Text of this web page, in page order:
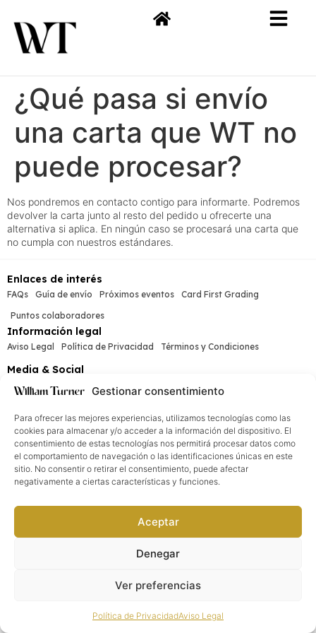
Gestionar consentimiento
Para ofrecer las mejores experiencias, utilizamos tecnologías como las
cookies para almacenar y/o acceder a la información del dispositivo. El
consentimiento de estas tecnologías nos permitirá procesar datos como
el comportamiento de navegación o las identificaciones únicas en este
sitio. No consentir o retirar el consentimiento, puede afectar
negativamente a ciertas características y funciones.
Aceptar
Denegar
Ver preferencias
Política de PrivacidadAviso Legal
¿Qué pasa si envío
una carta que WT no
puede procesar?
Nos pondremos en contacto contigo para informarte. Podremos
devolver la carta junto al resto del pedido u ofrecerte una
alternativa si aplica. En ningún caso se procesará una carta que
no cumpla con nuestros estándares.
Enlaces de interés
FAQs Guía de envío Próximos eventos
Card First Grading
Puntos colaboradores
Información legal
Aviso Legal Política de Privacidad Términos y Condiciones
Media & Social
William Turner®. Todos los derechos reservados2026©